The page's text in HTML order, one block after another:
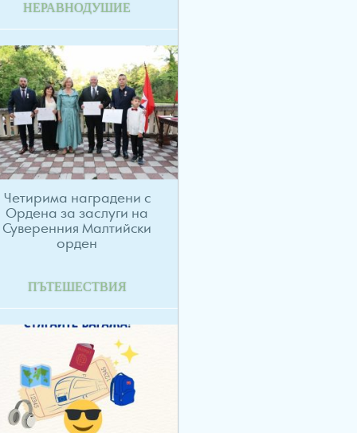
НЕРАВНОДУШИЕ
Четирима наградени с
Ордена за заслуги на
Суверенния Малтийски
орден
ПЪТЕШЕСТВИЯ